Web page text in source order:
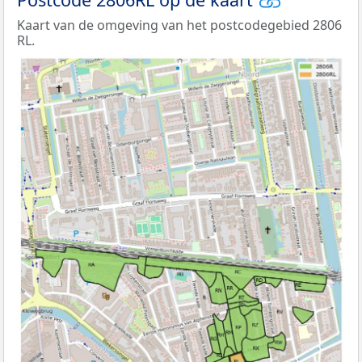
Kaart van de omgeving van het postcodegebied 2806
RL.